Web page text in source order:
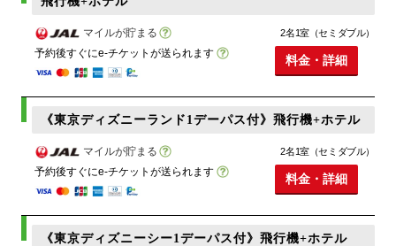
マイルが貯まる
予約後すぐにe-チケットが送られます
2名1室（セミダブル）
料金・詳細
《東京ディズニーランド1デーパス付》飛行機+ホテル
マイルが貯まる
予約後すぐにe-チケットが送られます
2名1室（セミダブル）
料金・詳細
《東京ディズニーシー1デーパス付》飛行機+ホテル